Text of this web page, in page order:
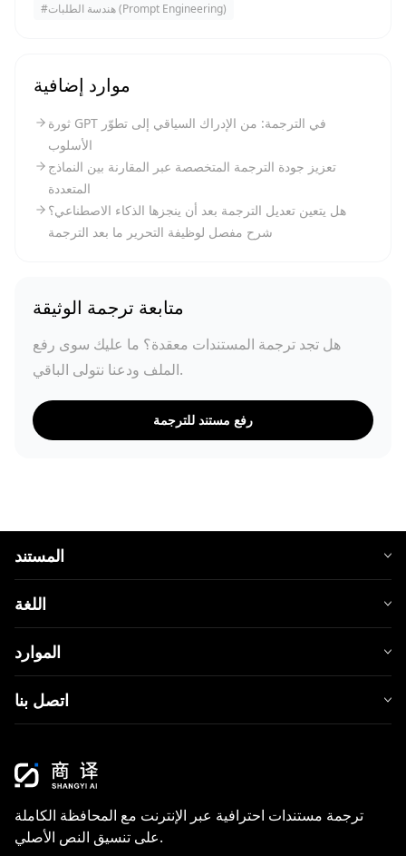
#
هندسة الطلبات (Prompt Engineering)
موارد إضافية
ثورة GPT في الترجمة: من الإدراك السياقي إلى تطوّر
الأسلوب
تعزيز جودة الترجمة المتخصصة عبر المقارنة بين النماذج
المتعددة
هل يتعين تعديل الترجمة بعد أن ينجزها الذكاء الاصطناعي؟
شرح مفصل لوظيفة التحرير ما بعد الترجمة
متابعة ترجمة الوثيقة
هل تجد ترجمة المستندات معقدة؟ ما عليك سوى رفع
الملف ودعنا نتولى الباقي.
رفع مستند للترجمة
المستند
اللغة
الموارد
اتصل بنا
ترجمة مستندات احترافية عبر الإنترنت مع المحافظة الكاملة
على تنسيق النص الأصلي.